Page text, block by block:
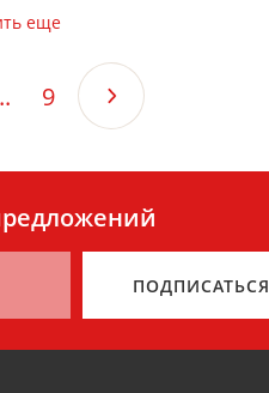
еще
9
ПОДПИСАТЬСЯ